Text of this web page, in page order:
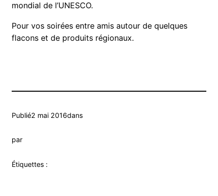
mondial de l’UNESCO.
Pour vos soirées entre amis autour de quelques
flacons et de produits régionaux.
Publié2 mai 2016dans
par
Étiquettes :